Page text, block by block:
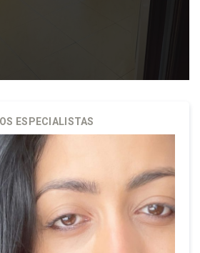
ESPECIALISTAS